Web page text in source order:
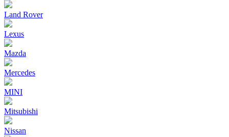
Land Rover
Lexus
Mazda
Mercedes
MINI
Mitsubishi
Nissan